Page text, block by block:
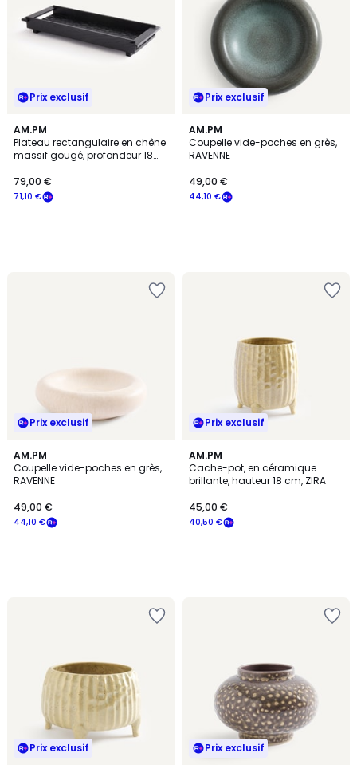
Prix exclusif
AM.PM
Plateau rectangulaire en chêne
massif gougé, profondeur 18
71,10 €
79,00 €
Prix exclusif
AM.PM
Coupelle vide-poches en grès,
RAVENNE
44,10 €
49,00 €
Prix exclusif
AM.PM
Coupelle vide-poches en grès,
RAVENNE
44,10 €
49,00 €
Prix exclusif
AM.PM
Cache-pot, en céramique
brillante, hauteur 18 cm, ZIRA
40,50 €
45,00 €
Prix exclusif Prix exclusif